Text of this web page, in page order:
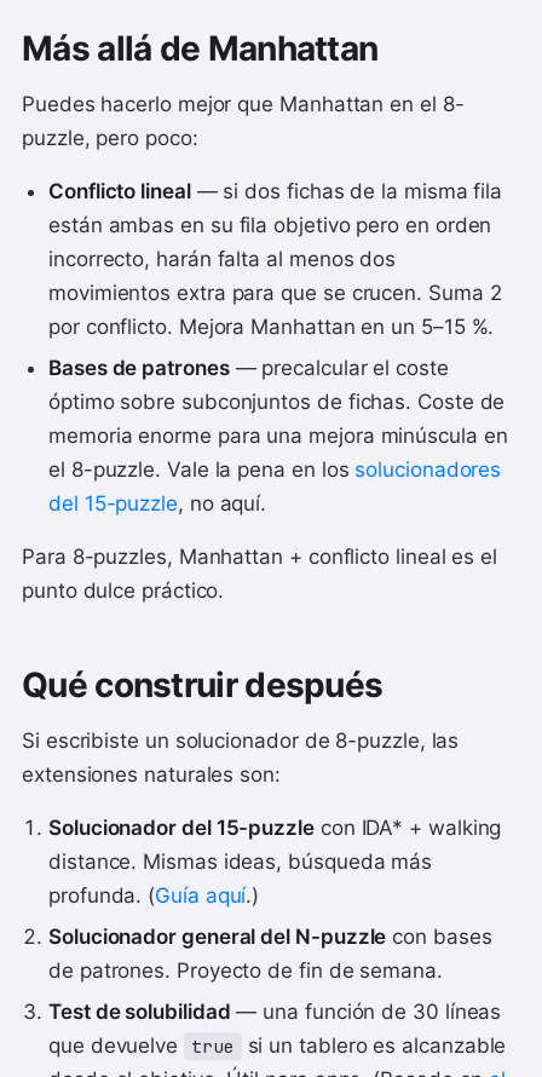
Más allá de Manhattan
Puedes hacerlo mejor que Manhattan en el 8-
puzzle, pero poco:
Conflicto lineal— si dos fichas de la misma fila
están ambas en su fila objetivo pero en orden
incorrecto, harán falta al menos dos
movimientos extra para que se crucen. Suma 2
por conflicto. Mejora Manhattan en un 5–15 %.
Bases de patrones— precalcular el coste
óptimo sobre subconjuntos de fichas. Coste de
memoria enorme para una mejora minúscula en
el 8-puzzle. Vale la pena en los solucionadores
del 15-puzzle, no aquí.
Para 8-puzzles, Manhattan + conflicto lineal es el
punto dulce práctico.
Qué construir después
Si escribiste un solucionador de 8-puzzle, las
extensiones naturales son:
Solucionador del 15-puzzlecon IDA* + walking
distance. Mismas ideas, búsqueda más
profunda. (Guía aquí.)
Solucionador general del N-puzzle con bases
de patrones. Proyecto de fin de semana.
Test de solubilidad — una función de 30 líneas
que devuelve
true
si un tablero es alcanzable